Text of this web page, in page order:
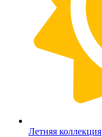
Летняя коллекция